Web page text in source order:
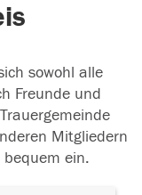
sowohl alle
Freunde und
Mitgliedern
ein.